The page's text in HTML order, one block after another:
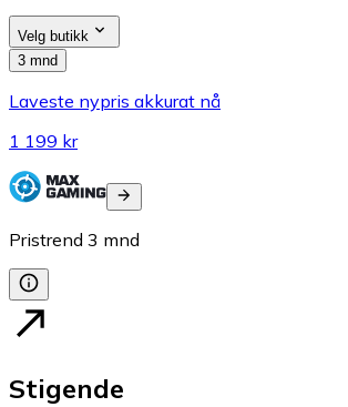
Velg butikk
3 mnd
Laveste nypris akkurat nå
1 199 kr
Pristrend 3 mnd
Stigende